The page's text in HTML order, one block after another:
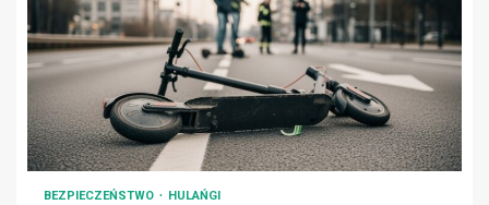
BEZPIECZEŃSTWO HULAŃGI